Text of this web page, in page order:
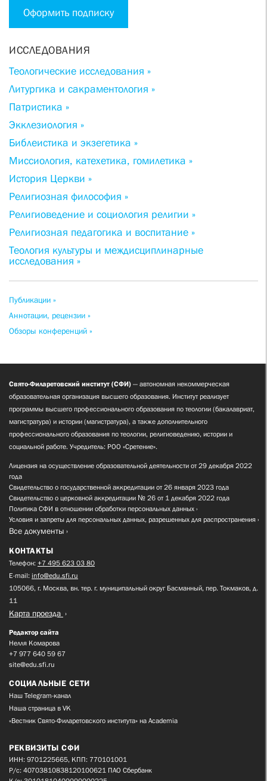
Оформить подписку
ИССЛЕДОВАНИЯ
Теологические исследования »
Литургика и сакраментология »
Патристика »
Экклезиология »
Библеистика и экзегетика »
Миссиология, катехетика, гомилетика »
История Церкви »
Религиозная философия »
Религиоведение и социология религии »
Религиозная педагогика и воспитание »
Теология культуры и междисциплинарные
исследования »
Публикации »
Аннотации, рецензии »
Обзоры конференций »
Свято-Филаретовский институт (СФИ) — автономная некоммерческая
образовательная организация высшего образования. Институт реализует
программы высшего профессионального образования по теологии (бакалавриат,
магистратура) и истории (магистратура), а также дополнительного
профессионального образования по теологии, религиоведению, истории и
социальной работе. Учредитель: РОО «Сретение».
Лицензия на осуществление образовательной деятельности от 29 декабря 2022
года
Свидетельство о государственной аккредитации от 26 января 2023 года
Свидетельство о церковной аккредитации № 26 от 1 декабря 2022 года
Политика СФИ в отношении обработки персональных данных
Условия и запреты для персональных данных, разрешенных для распространения
Все документы
КОНТАКТЫ
Телефон: +7 495 623 03 80
E-mail: info@edu.sfi.ru
105066, г. Москва, вн. тер. г. муниципальный округ Басманный, пер. Токмаков, д.
11
Карта проезда
Редактор сайта
Нелля Комарова
+7 977 640 59 67
site@edu.sfi.ru
СОЦИАЛЬНЫЕ СЕТИ
Наш Telegram-канал
Наша страница в VK
«Вестник Свято-Филаретовского института» на Academia
РЕКВИЗИТЫ СФИ
ИНН: 9701225665, КПП: 770101001
Р/с: 40703810838120100621 ПАО Сбербанк